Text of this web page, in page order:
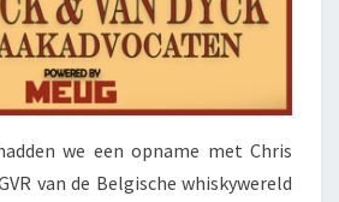
we een opname met Chris
van de Belgische whiskywereld